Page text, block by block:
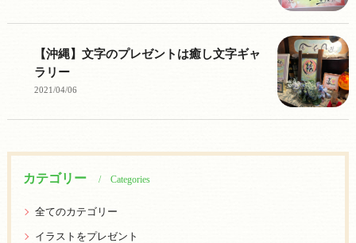
【沖縄】文字のプレゼントは癒し文字ギャ
ラリー
2021/04/06
カテゴリー Categories
全てのカテゴリー
イラストをプレゼント